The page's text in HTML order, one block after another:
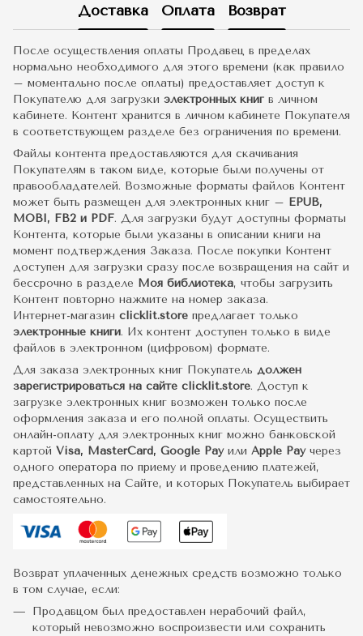
Доставка Оплата Возврат
После осуществления оплаты Продавец в пределах
нормально необходимого для этого времени (как правило
– моментально после оплаты) предоставляет доступ к
Покупателю для загрузки электронных книг в личном
кабинете. Контент хранится в личном кабинете Покупателя
в соответствующем разделе без ограничения по времени.
Файлы контента предоставляются для скачивания
Покупателям в таком виде, которые были получены от
правообладателей. Возможные форматы файлов Контент
может быть размещен для электронных книг – EPUB,
MOBI, FB2 и PDF. Для загрузки будут доступны форматы
Контента, которые были указаны в описании книги на
момент подтверждения Заказа. После покупки Контент
доступен для загрузки сразу после возвращения на сайт и
бессрочно в разделе Моя библиотека, чтобы загрузить
Контент повторно нажмите на номер заказа.
Интернет-магазин clicklit.store предлагает только
электронные книги. Их контент доступен только в виде
файлов в электронном (цифровом) формате.
Для заказа электронных книг Покупатель должен
зарегистрироваться на сайте clicklit.store. Доступ к
загрузке электронных книг возможен только после
оформления заказа и его полной оплаты. Осуществить
онлайн-оплату для электронных книг можно банковской
картой Visa, MasterCard, Google Pay или Apple Payчерез
одного оператора по приему и проведению платежей,
представленных на Сайте, и которых Покупатель выбирает
самостоятельно.
Возврат уплаченных денежных средств возможно только
в том случае, если:
Продавцом был предоставлен нерабочий файл,
который невозможно воспроизвести или сохранить